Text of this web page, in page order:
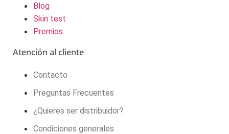
Blog
Skin test
Premios
Atención al cliente
Contacto
Preguntas Frecuentes
¿Quieres ser distribuidor?
Condiciones generales